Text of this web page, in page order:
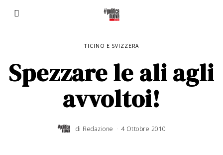
TICINO E SVIZZERA
Spezzare le ali agli
avvoltoi!
di Redazione 4 Ottobre 2010